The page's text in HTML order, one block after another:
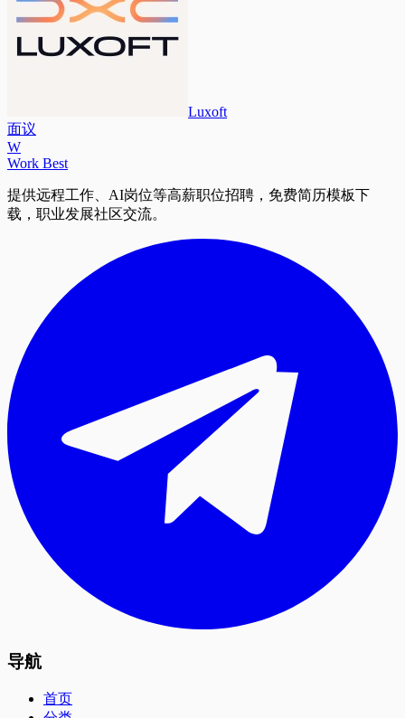
Luxoft
面议
W
Work Best
提供远程工作、AI岗位等高薪职位招聘，免费简历模板下
载，职业发展社区交流。
导航
首页